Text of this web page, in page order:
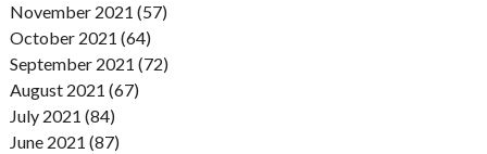
November 2021 (57)
October 2021 (64)
September 2021 (72)
August 2021 (67)
July 2021 (84)
June 2021 (87)